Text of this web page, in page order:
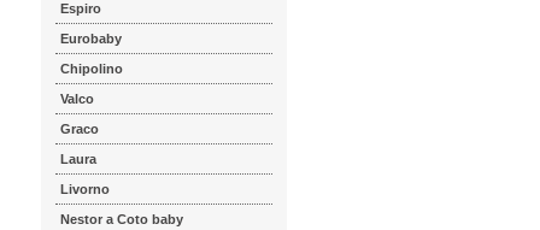
Espiro
Eurobaby
Chipolino
Valco
Graco
Laura
Livorno
Nestor a Coto baby